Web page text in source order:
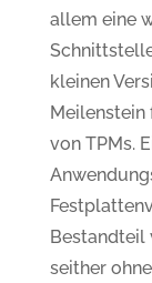
allem eine
kleinen
Meilenstein
von TPMs.
Bestandteil
seither